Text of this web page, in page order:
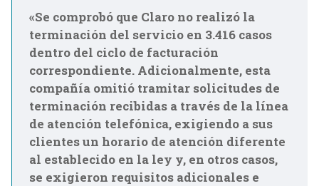
«Se comprobó que Claro no realizó la
terminación del servicio en 3.416 casos
dentro del ciclo de facturación
correspondiente. Adicionalmente, esta
compañía omitió tramitar solicitudes de
terminación recibidas a través de la línea
de atención telefónica, exigiendo a sus
clientes un horario de atención diferente
al establecido en la ley y, en otros casos,
se exigieron requisitos adicionales e